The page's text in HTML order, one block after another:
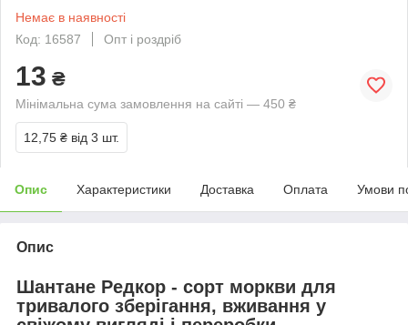
Немає в наявності
Код: 16587
Опт і роздріб
13 ₴
Мінімальна сума замовлення на сайті — 450 ₴
12,75 ₴ від 3 шт.
Опис Характеристики Доставка Оплата Умови
Опис
Шантане Редкор - сорт моркви для
тривалого зберігання, вживання у